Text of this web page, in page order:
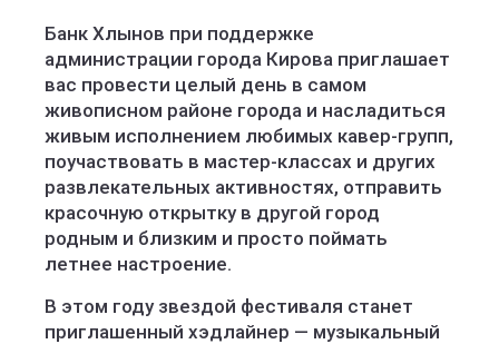
Банк Хлынов при поддержке
администрации города Кирова приглашает
вас провести целый день в самом
живописном районе города и насладиться
живым исполнением любимых кавер-групп,
поучаствовать в мастер-классах и других
развлекательных активностях, отправить
красочную открытку в другой город
родным и близким и просто поймать
летнее настроение.
В этом году звездой фестиваля станет
приглашенный хэдлайнер — музыкальный